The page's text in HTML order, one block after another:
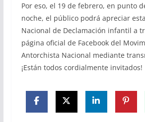
Por eso, el 19 de febrero, en punto
noche, el público podrá apreciar
Nacional de Declamación infantil a
página oficial de Facebook del
Antorchista Nacional mediante
¡Están todos cordialmente invitados!